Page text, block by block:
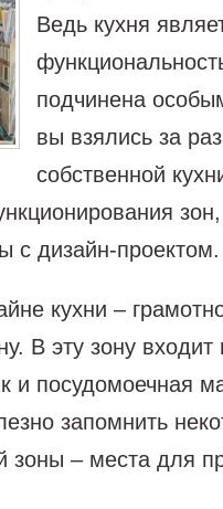
Ведь кухня
подчинена
вы взялись за
собственной
с дизайн-проектом.
кухни –
В эту зону
и посудомоечная
запомнить
зоны – места для